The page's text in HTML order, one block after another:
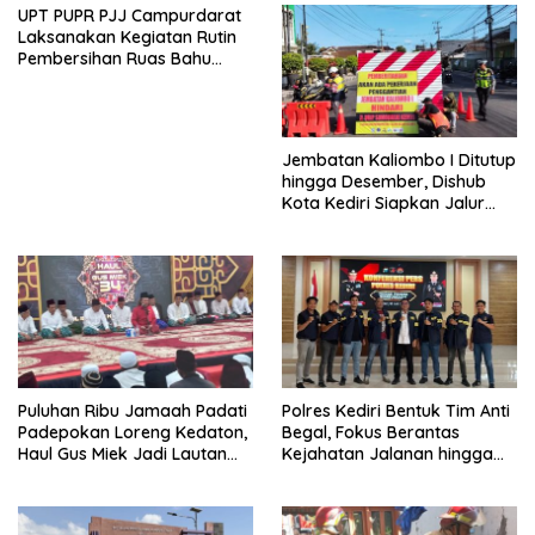
UPT PUPR PJJ Campurdarat
Laksanakan Kegiatan Rutin
Pembersihan Ruas Bahu
Jembatan Kaliombo I Ditutup
hingga Desember, Dishub
Kota Kediri Siapkan Jalur
Puluhan Ribu Jamaah Padati
Padepokan Loreng Kedaton,
Haul Gus Miek Jadi Lautan
Polres Kediri Bentuk Tim Anti
Begal, Fokus Berantas
Kejahatan Jalanan hingga